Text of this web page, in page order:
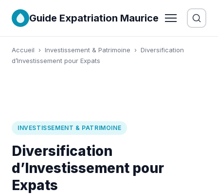
Guide Expatriation Maurice
Accueil › Investissement & Patrimoine › Diversification
d’Investissement pour Expats
INVESTISSEMENT & PATRIMOINE
Diversification
d’Investissement pour
Expats